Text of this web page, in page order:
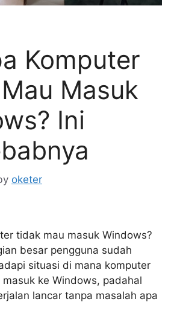
Komputer
Masuk
Ini
oketer
tidak mau masuk Windows?
besar pengguna sudah
situasi di mana komputer
ke Windows, padahal
lancar tanpa masalah apa